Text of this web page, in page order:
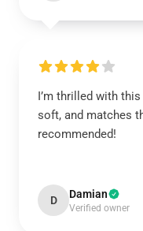
I’m thrilled with this
soft, and matches
recommended!
D Damian
Verified owner